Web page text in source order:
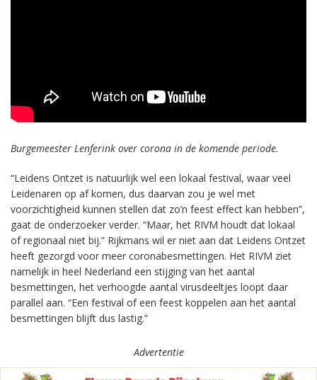
Burgemeester Lenferink over corona in de komende periode.
“Leidens Ontzet is natuurlijk wel een lokaal festival, waar veel
Leidenaren op af komen, dus daarvan zou je wel met
voorzichtigheid kunnen stellen dat zo’n feest effect kan hebben”,
gaat de onderzoeker verder. “Maar, het RIVM houdt dat lokaal
of regionaal niet bij.” Rijkmans wil er niet aan dat Leidens Ontzet
heeft gezorgd voor meer coronabesmettingen. Het RIVM ziet
namelijk in heel Nederland een stijging van het aantal
besmettingen, het verhoogde aantal virusdeeltjes loopt daar
parallel aan. “Een festival of een feest koppelen aan het aantal
besmettingen blijft dus lastig.”
Advertentie